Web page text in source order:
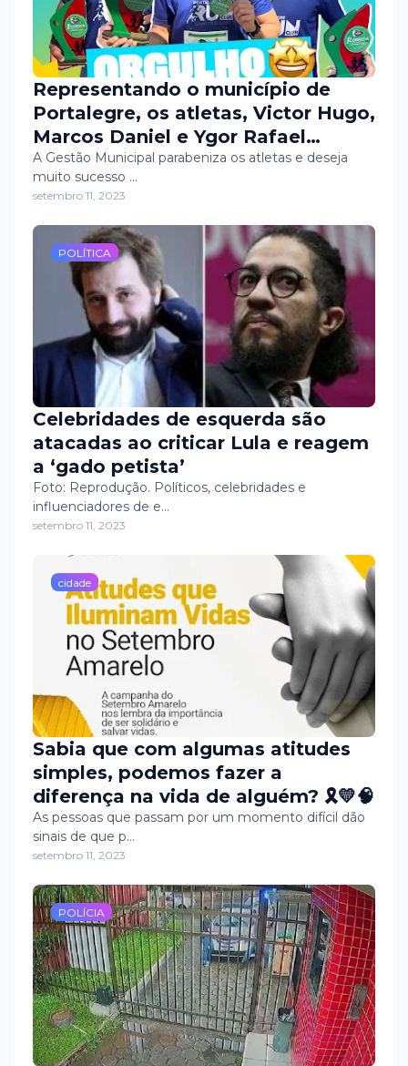
Representando o município de
Portalegre, os atletas, Victor Hugo,
Marcos Daniel e Ygor Rafael
conquistaram o pódio na 1ª Corrida
Galo RUN, em Potiretama/CE, na
categoria de 18 a 29 anos,
percorrendo 5km.
A Gestão Municipal parabeniza os atletas e deseja
muito sucesso …
setembro 11, 2023
POLÍTICA
Celebridades de esquerda são
atacadas ao criticar Lula e reagem
a ‘gado petista’
Foto: Reprodução. Políticos, celebridades e
influenciadores de e…
setembro 11, 2023
cidade
Sabia que com algumas atitudes
simples, podemos fazer a
diferença na vida de alguém? 🎗️💛🧠
As pessoas que passam por um momento difícil dão
sinais de que p…
setembro 11, 2023
POLÍCIA